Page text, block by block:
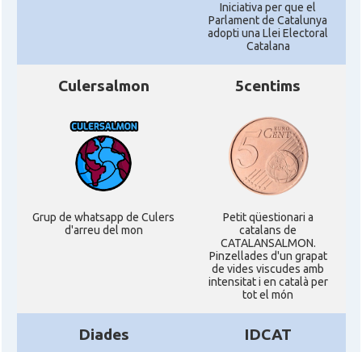
Iniciativa per que el
Parlament de Catalunya
adopti una Llei Electoral
Catalana
Culersalmon
Grup de whatsapp de Culers
d'arreu del mon
5centims
Petit qüestionari a
catalans de
CATALANSALMON.
Pinzellades d'un grapat
de vides viscudes amb
intensitat i en català per
tot el món
Diades IDCAT